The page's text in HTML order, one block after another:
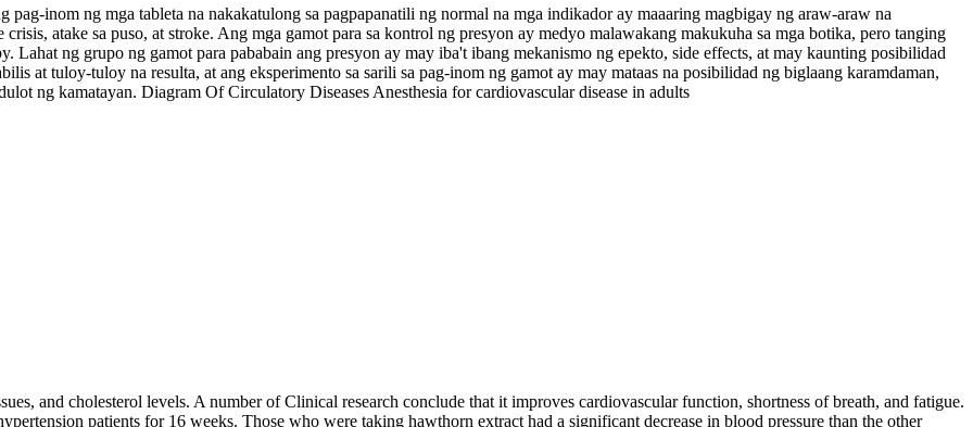
inom ng mga tableta na nakakatulong sa pagpapanatili ng normal na mga indikador ay maaaring magbigay ng araw-araw na
atake sa puso, at stroke. Ang mga gamot para sa kontrol ng presyon ay medyo malawakang makukuha sa mga botika, pero tanging
Lahat ng grupo ng gamot para pababain ang presyon ay may iba't ibang mekanismo ng epekto, side effects, at may kaunting posibilidad
at tuloy-tuloy na resulta, at ang eksperimento sa sarili sa pag-inom ng gamot ay may mataas na posibilidad ng biglaang karamdaman,
ng kamatayan. Diagram Of Circulatory Diseases Anesthesia for cardiovascular disease in adults
and cholesterol levels. A number of Clinical research conclude that it improves cardiovascular function, shortness of breath, and fatigue.
patients for 16 weeks. Those who were taking hawthorn extract had a significant decrease in blood pressure than the other